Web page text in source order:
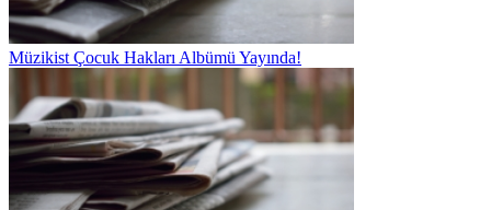
Müzikist Çocuk Hakları Albümü Yayında!